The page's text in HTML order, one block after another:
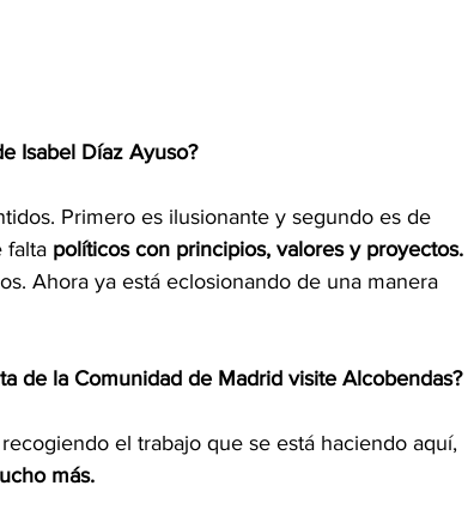
Isabel Díaz Ayuso?
Primero es ilusionante y segundo es de
falta políticos con principios, valores y proyectos.
Ahora ya está eclosionando de una manera
de la Comunidad de Madrid visite Alcobendas?
el trabajo que se está haciendo aquí,
más.